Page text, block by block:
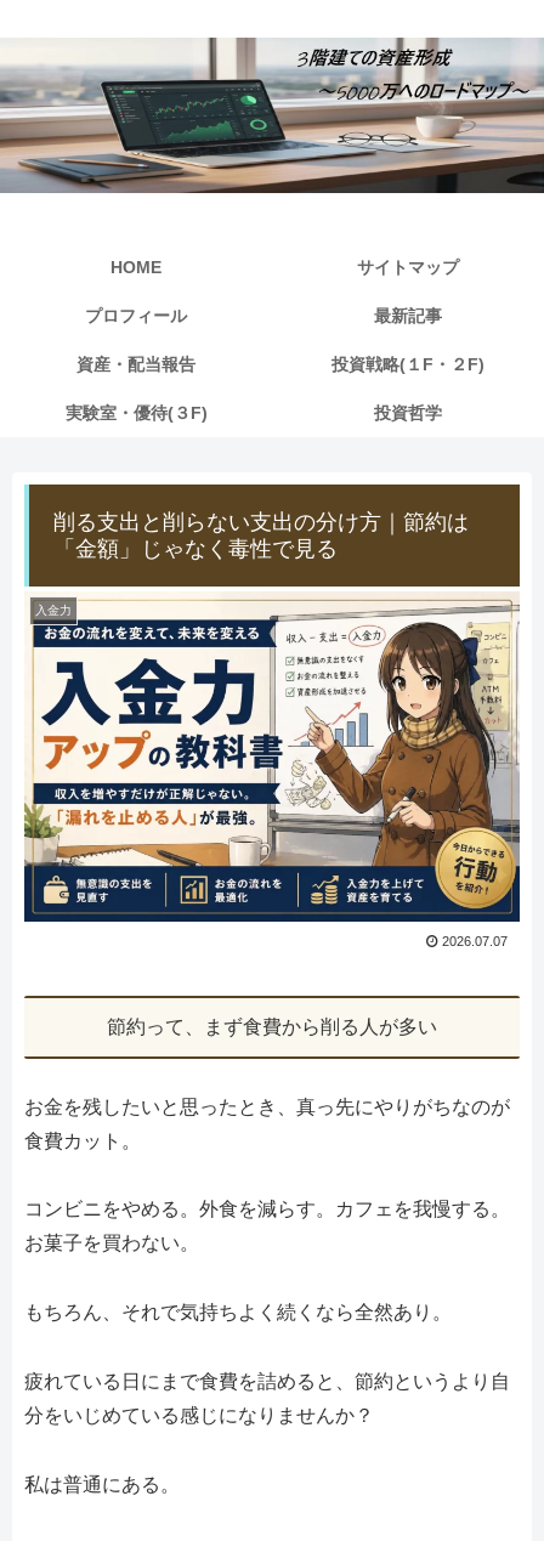
HOME サイトマップ
プロフィール 最新記事
資産・配当報告 投資戦略(１F・２F)
実験室・優待(３F) 投資哲学
削る支出と削らない支出の分け方｜節約は
「金額」じゃなく毒性で見る
入金力
2026.07.07
節約って、まず食費から削る人が多い
お金を残したいと思ったとき、真っ先にやりがちなのが
食費カット。
コンビニをやめる。外食を減らす。カフェを我慢する。
お菓子を買わない。
もちろん、それで気持ちよく続くなら全然あり。
疲れている日にまで食費を詰めると、節約というより自
分をいじめている感じになりませんか？
私は普通にある。